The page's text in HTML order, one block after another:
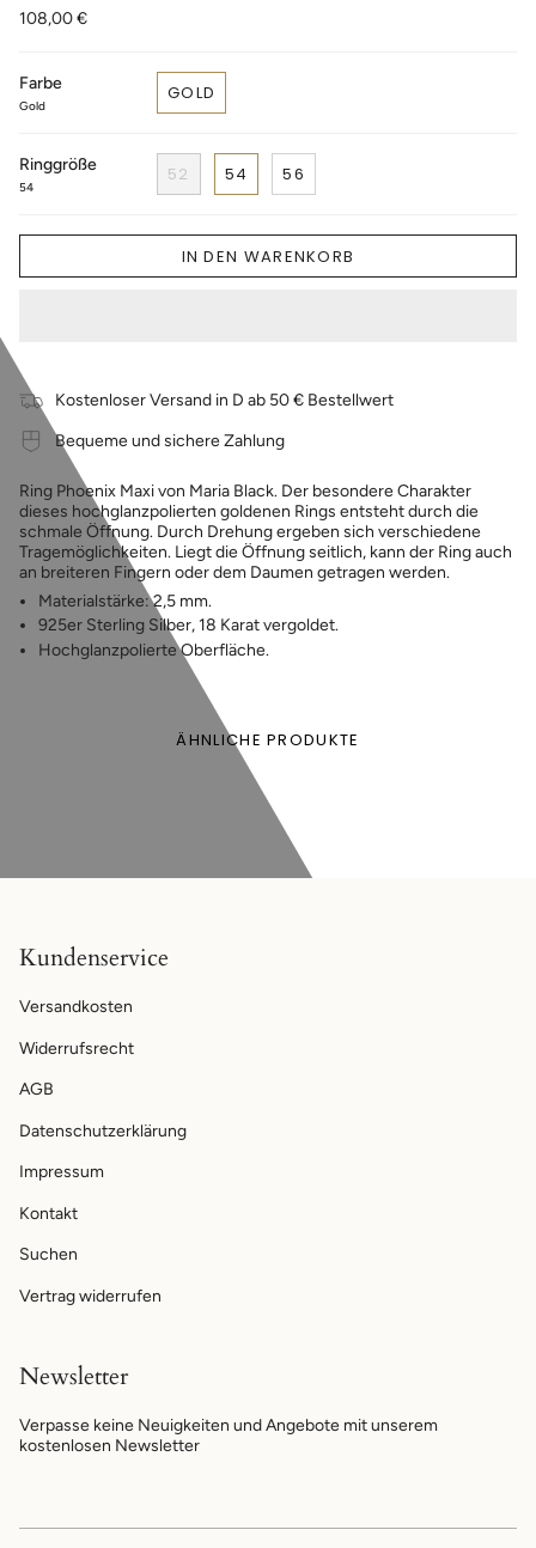
108,00 €
Farbe
Gold
GOLD
Ringgröße
54
52 54 56
IN DEN WARENKORB
Kostenloser Versand in D ab 50 € Bestellwert
Bequeme und sichere Zahlung
Ring Phoenix Maxi von Maria Black. Der besondere Charakter
dieses hochglanzpolierten goldenen Rings entsteht durch die
schmale Öffnung. Durch Drehung ergeben sich verschiedene
Tragemöglichkeiten. Liegt die Öffnung seitlich, kann der Ring auch
an breiteren Fingern oder dem Daumen getragen werden.
Materialstärke: 2,5 mm.
925er Sterling Silber, 18 Karat vergoldet.
Hochglanzpolierte Oberfläche.
ÄHNLICHE PRODUKTE
Kundenservice
Versandkosten
Widerrufsrecht
AGB
Datenschutzerklärung
Impressum
Kontakt
Suchen
Vertrag widerrufen
Newsletter
Verpasse keine Neuigkeiten und Angebote mit unserem
kostenlosen Newsletter